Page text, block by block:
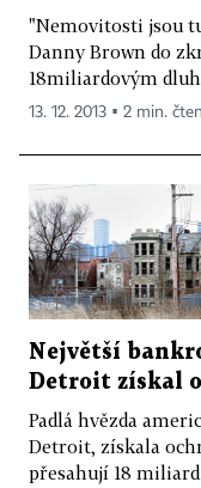
"Nemovitosti jsou
Danny Brown do
18miliardovým
13. 12. 2013 ▪ 2 min.
Největší
Detroit získal
Padlá hvězda
Detroit, získala
přesahují 18